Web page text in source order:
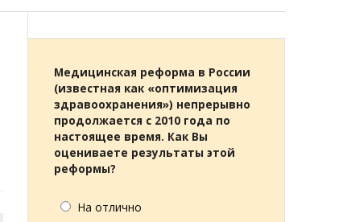
Медицинская реформа в России
(известная как «оптимизация
здравоохранения») непрерывно
продолжается с 2010 года по
настоящее время. Как Вы
оцениваете результаты этой
реформы?
На отлично